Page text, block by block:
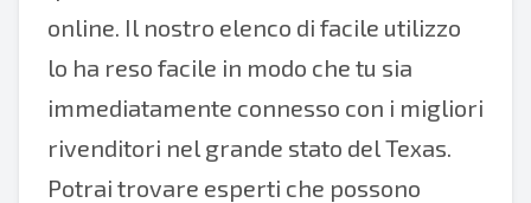
online. Il nostro elenco di facile utilizzo
lo ha reso facile in modo che tu sia
immediatamente connesso con i migliori
rivenditori nel grande stato del Texas.
Potrai trovare esperti che possono